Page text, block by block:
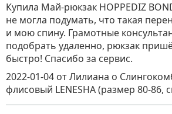
Купила Май-рюкзак HOPPEDIZ
не могла подумать, что такая
и мою спину. Грамотные
подобрать удаленно, рюкзак
быстро! Спасибо за сервис.
2022-01-04 от Лилиана о
флисовый LENESHA (размер 80-86,